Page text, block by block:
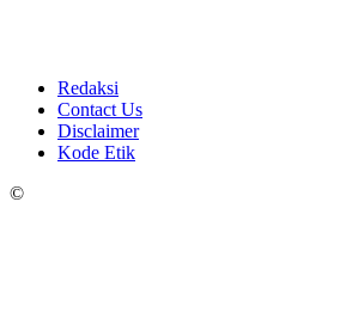
Redaksi
Contact Us
Disclaimer
Kode Etik
©